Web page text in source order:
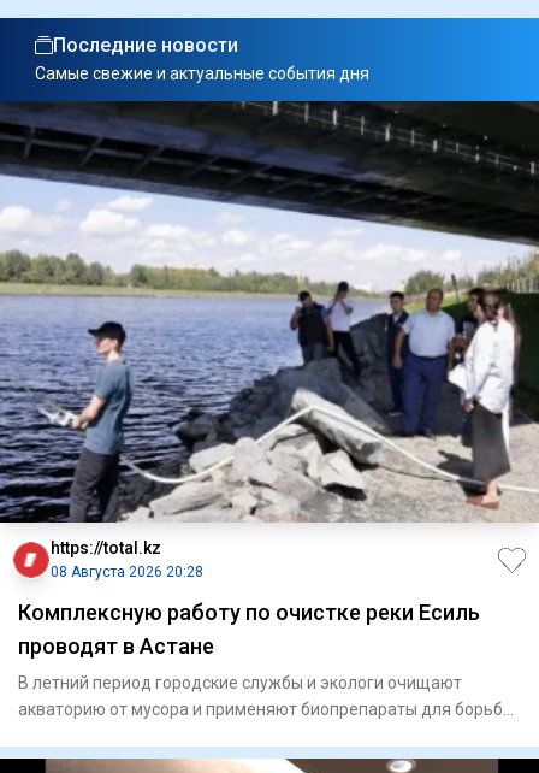
Последние новости
Самые свежие и актуальные события дня
https://total.kz
08 Августа 2026 20:28
Комплексную работу по очистке реки Есиль
проводят в Астане
В летний период городские службы и экологи очищают
акваторию от мусора и применяют биопрепараты для борьбы